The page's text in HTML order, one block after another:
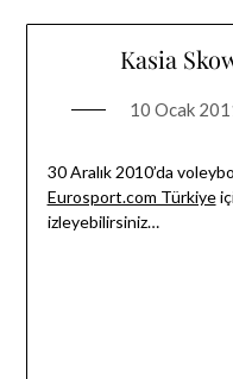
Kasia
10 Ocak
30 Aralık 2010’da
Eurosport.com Türkiye
izleyebilirsiniz…